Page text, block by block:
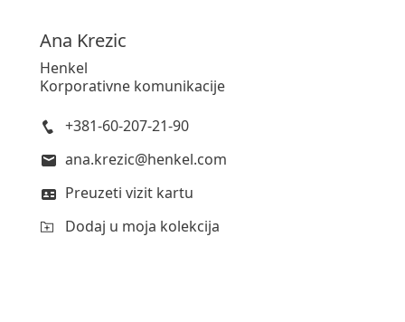
Ana Krezic
Henkel
Korporativne komunikacije
+381-60-207-21-90
ana.krezic@henkel.com
Preuzeti vizit kartu
Dodaj u moja kolekcija